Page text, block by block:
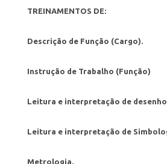
TREINAMENTOS DE:
Descrição de Função (Cargo).
Instrução de Trabalho (Função)
Leitura e interpretação de desenho.
Leitura e interpretação de
Metrologia.